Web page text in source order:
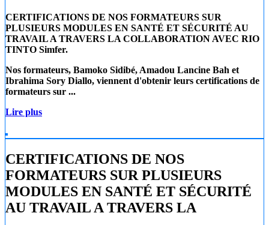
CERTIFICATIONS DE NOS FORMATEURS SUR
PLUSIEURS MODULES EN SANTÉ ET SÉCURITÉ AU
TRAVAIL A TRAVERS LA COLLABORATION AVEC RIO
TINTO Simfer.
Nos formateurs, Bamoko Sidibé, Amadou Lancine Bah et
Ibrahima Sory Diallo, viennent d'obtenir leurs certifications de
formateurs sur ...
Lire plus
CERTIFICATIONS DE NOS
FORMATEURS SUR PLUSIEURS
MODULES EN SANTÉ ET SÉCURITÉ
AU TRAVAIL A TRAVERS LA